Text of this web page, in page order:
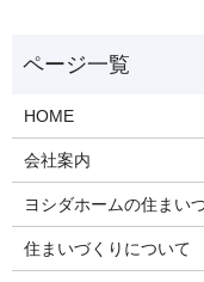
HOME
会社案内
ヨシダホームの住まい
住まいづくりについて